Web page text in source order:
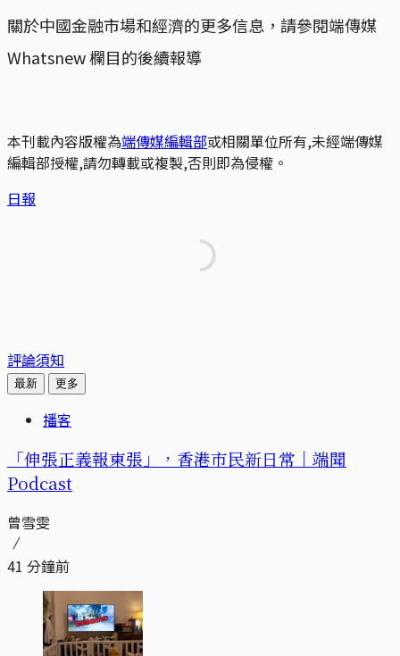
關於中國金融市場和經濟的更多信息，請參閱端傳媒
Whatsnew 欄目的後續報導
本刊載內容版權為端傳媒編輯部或相關單位所有,未經端傳媒
編輯部授權,請勿轉載或複製,否則即為侵權。
日報
評論須知
最新 更多
播客
「伸張正義報東張」，香港市民新日常｜端聞
Podcast
曾雪雯
41 分鐘前